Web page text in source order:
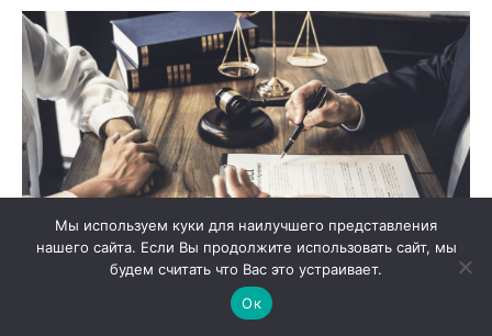
Мы используем куки для наилучшего представления
нашего сайта. Если Вы продолжите использовать сайт, мы
будем считать что Вас это устраивает.
Ок